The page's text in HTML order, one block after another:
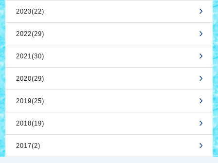
2023(22)
2022(29)
2021(30)
2020(29)
2019(25)
2018(19)
2017(2)